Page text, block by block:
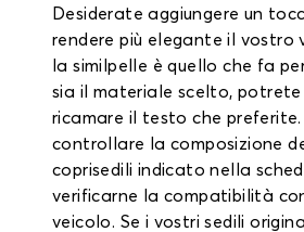
Desiderate aggiungere un
rendere più elegante il vostro
la similpelle è quello che fa
sia il materiale scelto, potrete
ricamare il testo che preferite.
controllare la composizione
coprisedili indicato nella
verificarne la compatibilità
veicolo. Se i vostri sedili